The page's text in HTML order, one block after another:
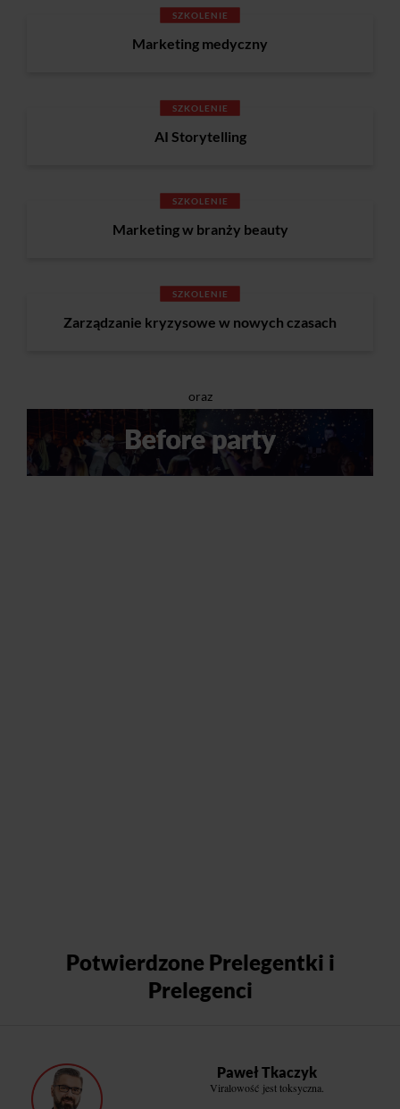
SZKOLENIE
Marketing medyczny
SZKOLENIE
AI Storytelling
SZKOLENIE
Marketing w branży beauty
SZKOLENIE
Zarządzanie kryzysowe w nowych czasach
oraz
Potwierdzone Prelegentki i
Prelegenci
Paweł Tkaczyk
Viralowość jest toksyczna.